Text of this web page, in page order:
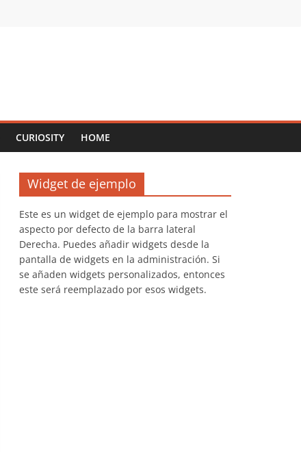
CURIOSITY HOME
Widget de ejemplo
Este es un widget de ejemplo para mostrar el
aspecto por defecto de la barra lateral
Derecha. Puedes añadir widgets desde la
pantalla de widgets en la administración. Si
se añaden widgets personalizados, entonces
este será reemplazado por esos widgets.